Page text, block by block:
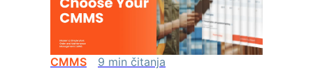
CMMS 9 min čitanja